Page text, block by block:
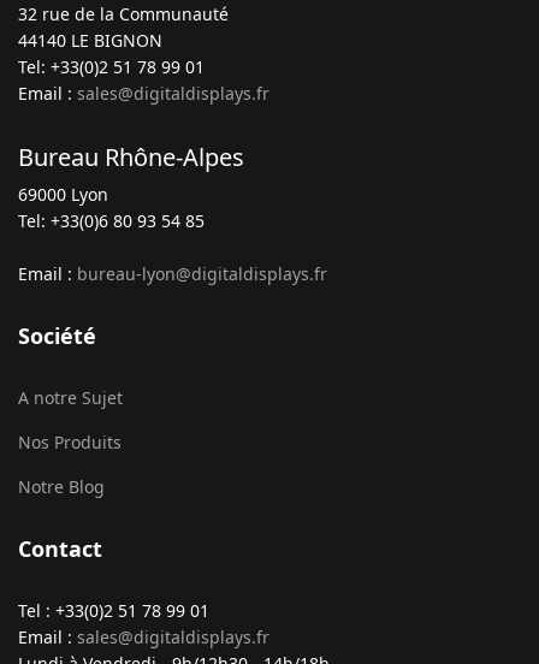
32 rue de la Communauté
44140 LE BIGNON
Tel: +33(0)2 51 78 99 01
Email : sales@digitaldisplays.fr
Bureau Rhône-Alpes
69000 Lyon
Tel: +33(0)6 80 93 54 85
Email : bureau-lyon@digitaldisplays.fr
Société
A notre Sujet
Nos Produits
Notre Blog
Contact
Tel : +33(0)2 51 78 99 01
Email : sales@digitaldisplays.fr